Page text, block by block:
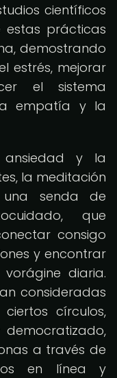
científicos
estas prácticas
demostrando
estrés, mejorar
el sistema
empatía y la
y la
la meditación
senda de
que
consigo
y encontrar
diaria.
consideradas
círculos,
a través de
en línea y